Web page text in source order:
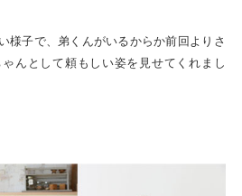
様子で、弟くんがいるからか前回よりさ
んとして頼もしい姿を見せてくれまし